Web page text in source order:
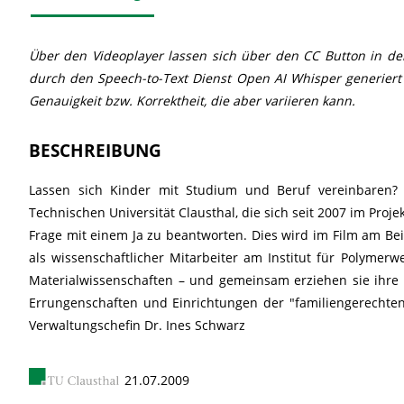
Über den Videoplayer lassen sich über den CC Button in
durch den Speech-to-Text Dienst Open AI Whisper
Genauigkeit bzw. Korrektheit, die aber variieren kann.
BESCHREIBUNG
Lassen sich Kinder mit Studium und Beruf
Technischen Universität Clausthal, die sich seit 2007 im
Frage mit einem Ja zu beantworten. Dies wird im Film am
als wissenschaftlicher Mitarbeiter am Institut für
Materialwissenschaften – und gemeinsam erziehen sie
Errungenschaften und Einrichtungen der
Verwaltungschefin Dr. Ines Schwarz
21.07.2009